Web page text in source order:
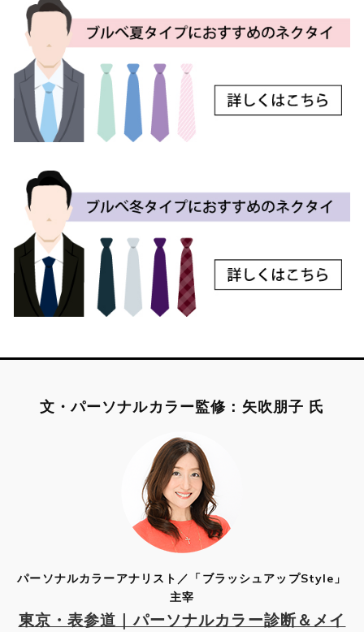
文・パーソナルカラー監修：矢吹朋子 氏
パーソナルカラーアナリスト／「ブラッシュアップStyle」
主宰
東京・表参道｜パーソナルカラー診断＆メイ